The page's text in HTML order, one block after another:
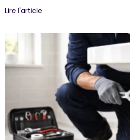
Lire l'article